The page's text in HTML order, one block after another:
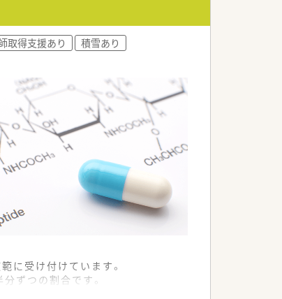
取得支援あり
積雪あり
に受け付けています。
ずつの割合です。